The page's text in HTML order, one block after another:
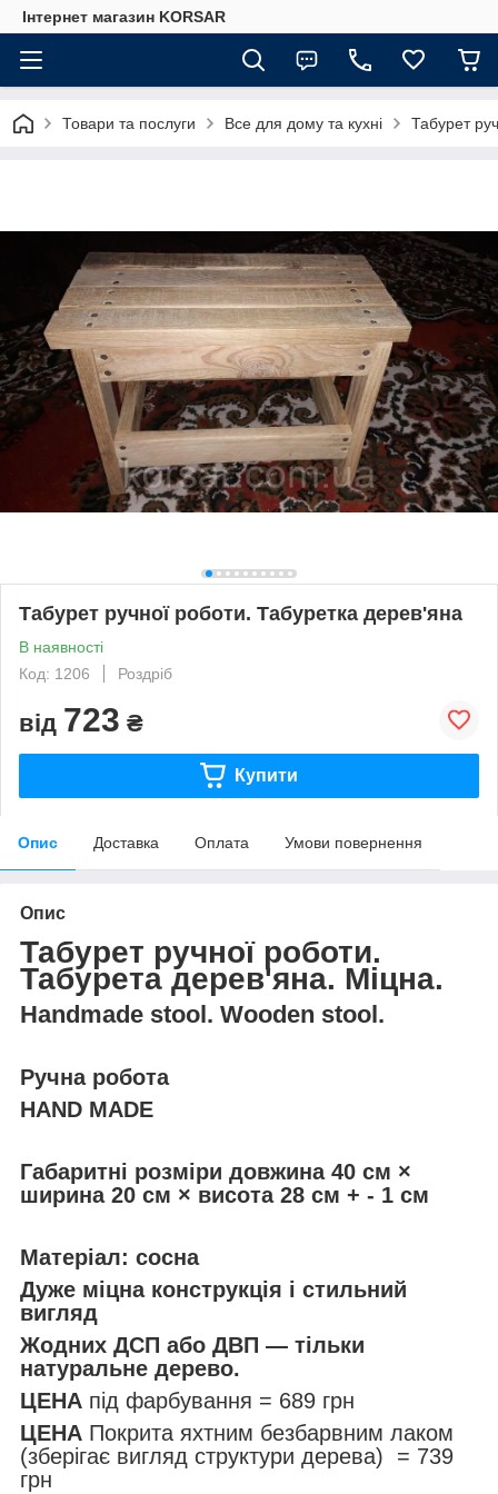
Iнтернет магазин KORSAR
Товари та послуги Все для дому та кухні Табурет
Табурет ручної роботи. Табуретка дерев'яна
В наявності
Код: 1206
Роздріб
від 723 ₴
Купити
Опис Доставка Оплата Умови повернення
Опис
Табурет ручної роботи.
Табурета дерев'яна. Міцна.
Handmade stool. Wooden stool.
Ручна робота
HAND MADE
Габаритні розміри довжина 40 см ×
ширина 20 см × висота 28 см + - 1 cм
Матеріал: сосна
Дуже міцна конструкція і стильний
вигляд
Жодних ДСП або ДВП — тільки
натуральне дерево.
ЦЕНА під фарбування = 689 грн
ЦЕНА Покрита яхтним безбарвним лаком
(зберігає вигляд структури дерева) = 739
грн